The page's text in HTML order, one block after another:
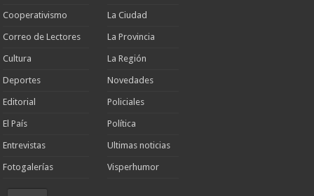
Cooperativismo
Correo de Lectores
Cultura
Deportes
Editorial
El País
Entrevistas
Fotogalerías
La Ciudad
La Provincia
La Región
Novedades
Policiales
Política
Ultimas noticias
Visperhumor